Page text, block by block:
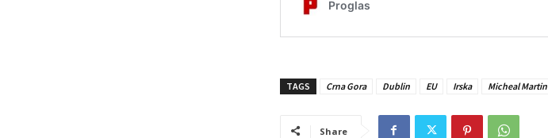
TAGS Crna Gora Dublin EU Irska Micheal Martin
Share